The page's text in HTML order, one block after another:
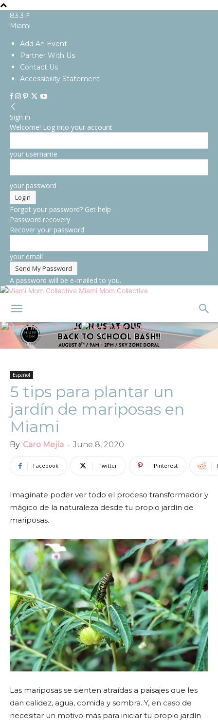
83.3 F
Miami
Add An Event
Partner With Us
Contact Us
Accessibility Statement
Sign in
Welcome! Log into your account
your username
your password
Forgot your password? Get help
Password recovery
Recover your password
your email
A password will be e-mailed to you.
Miami Mom Collective
Español
5 tips para plantar un
jardín de mariposas en
Miami
By Caro Mejía - June 8, 2020
Facebook Twitter Pinterest
Imagínate poder ver todo el proceso transformador y
mágico de la naturaleza desde tu propio jardín de
mariposas.
Las mariposas se sienten atraídas a paisajes que les
dan calidez, agua, comida y sombra. Y, en caso de
necesitar un motivo más para iniciar tu propio jardín